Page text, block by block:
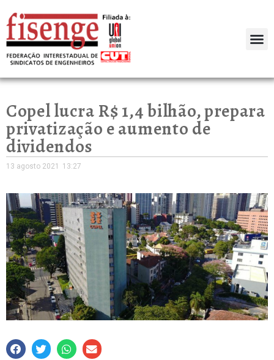
Copel lucra R$ 1,4 bilhão, prepara
privatização e aumento de
dividendos
13 agosto 2021 13:27